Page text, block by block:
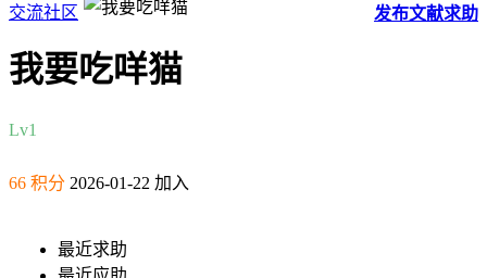
交流社区
发布文献求助
我要吃咩猫
Lv1
66 积分 2026-01-22 加入
最近求助